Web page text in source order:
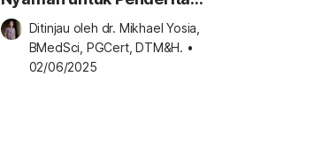
AsmaDitinjau oleh dr. Mikhael Yosia,
BMedSci, PGCert, DTM&H. •
02/06/2025